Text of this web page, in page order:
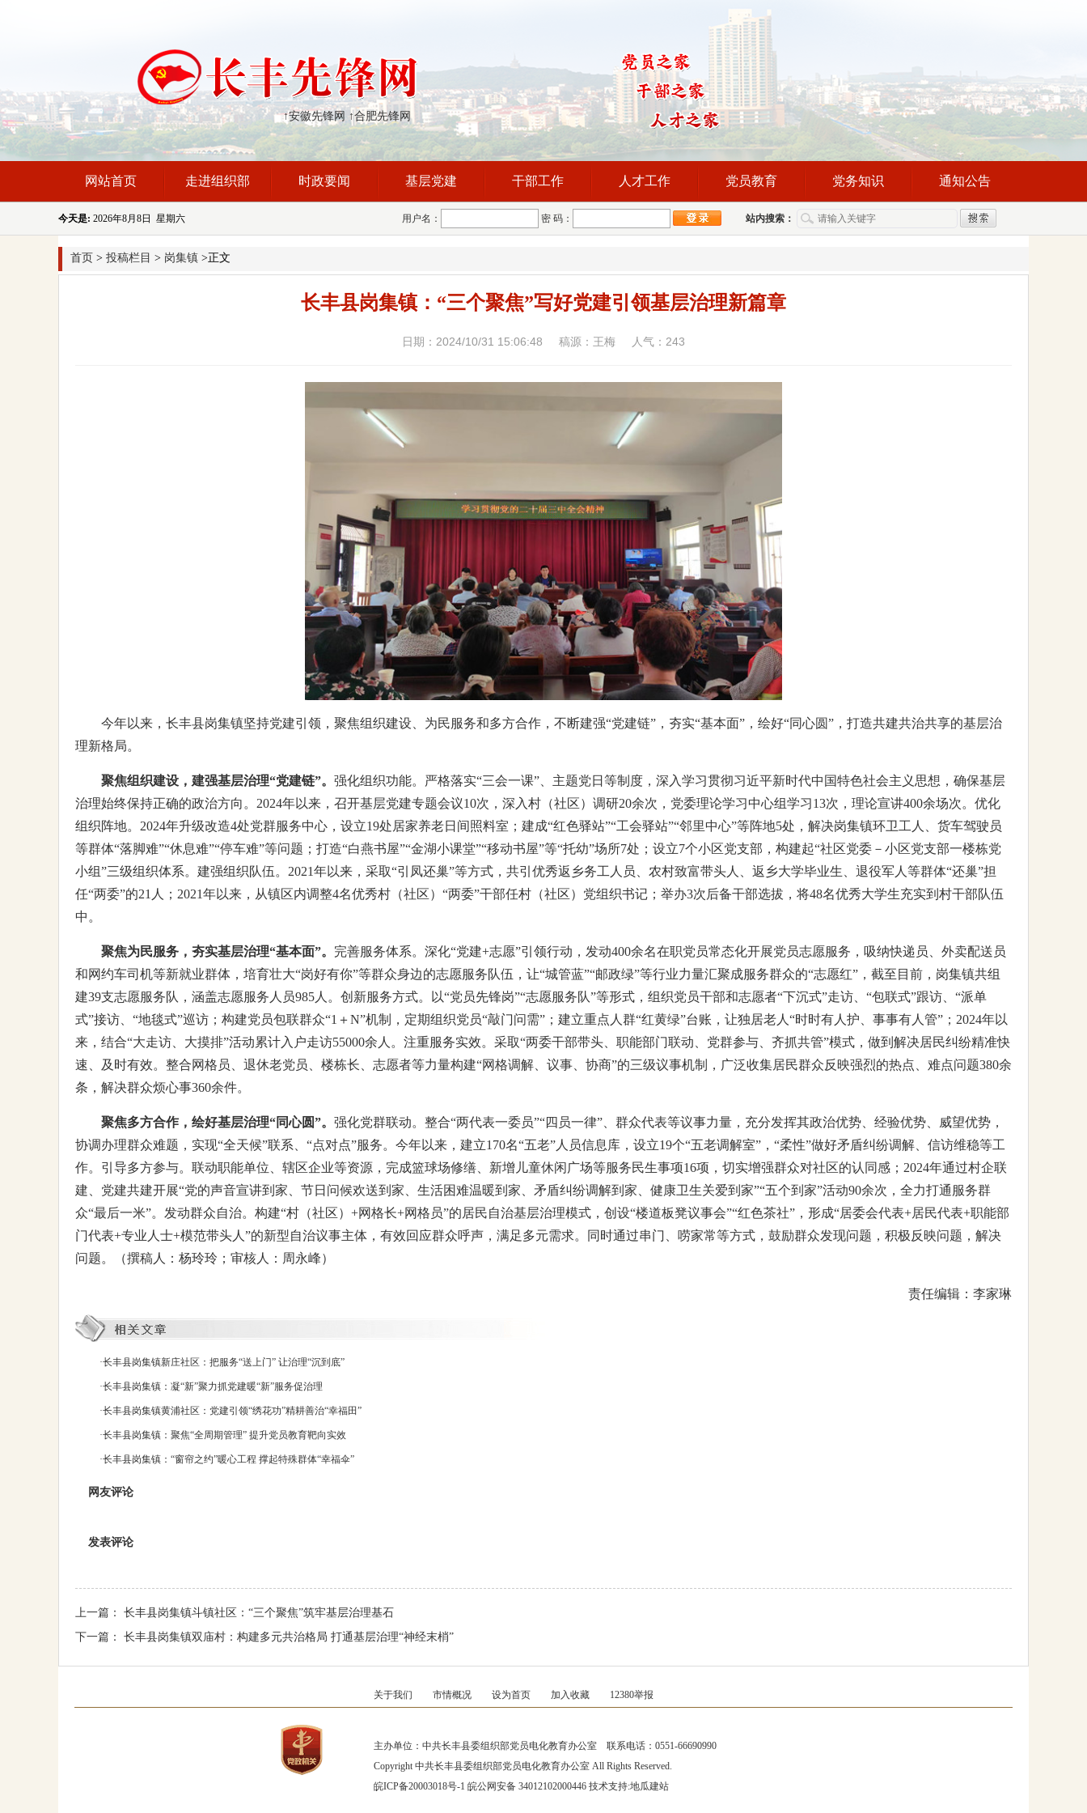
↑安徽先锋网 ↑合肥先锋网
网站首页 走进组织部 时政要闻 基层党建 干部工作 人才工作 党员教育 党务知识 通知公告
今天是: 2026年8月8日 星期六 用户名： 密 码： 站内搜索：
首页 > 投稿栏目 > 岗集镇 >正文
长丰县岗集镇：“三个聚焦”写好党建引领基层治理新篇章
日期：2024/10/31 15:06:48 稿源：王梅 人气： 243
今年以来，长丰县岗集镇坚持党建引领，聚焦组织建设、为民服务和多方合作，不断建强“党建链”，夯实“基本面”，绘好“同心圆”，打造共建共治共享的基层治
理新格局。
聚焦组织建设，建强基层治理“党建链”。 强化组织功能。严格落实“三会一课”、主题党日等制度，深入学习贯彻习近平新时代中国特色社会主义思想，确保基层
治理始终保持正确的政治方向。2024年以来，召开基层党建专题会议10次，深入村（社区）调研20余次，党委理论学习中心组学习13次，理论宣讲400余场次。优化
组织阵地。2024年升级改造4处党群服务中心，设立19处居家养老日间照料室；建成“红色驿站”“工会驿站”“邻里中心”等阵地5处，解决岗集镇环卫工人、货车驾驶员
等群体“落脚难”“休息难”“停车难”等问题；打造“白燕书屋”“金湖小课堂”“移动书屋”等“托幼”场所7处；设立7个小区党支部，构建起“社区党委－小区党支部一楼栋党
小组”三级组织体系。建强组织队伍。2021年以来，采取“引凤还巢”等方式，共引优秀返乡务工人员、农村致富带头人、返乡大学毕业生、退役军人等群体“还巢”担
任“两委”的21人；2021年以来，从镇区内调整4名优秀村（社区）“两委”干部任村（社区）党组织书记；举办3次后备干部选拔，将48名优秀大学生充实到村干部队伍
中。
聚焦为民服务，夯实基层治理“基本面”。 完善服务体系。深化“党建+志愿”引领行动，发动400余名在职党员常态化开展党员志愿服务，吸纳快递员、外卖配送员
和网约车司机等新就业群体，培育壮大“岗好有你”等群众身边的志愿服务队伍，让“城管蓝”“邮政绿”等行业力量汇聚成服务群众的“志愿红”，截至目前，岗集镇共组
建39支志愿服务队，涵盖志愿服务人员985人。创新服务方式。以“党员先锋岗”“志愿服务队”等形式，组织党员干部和志愿者“下沉式”走访、“包联式”跟访、“派单
式”接访、“地毯式”巡访；构建党员包联群众“1＋N”机制，定期组织党员“敲门问需”；建立重点人群“红黄绿”台账，让独居老人“时时有人护、事事有人管”；2024年以
来，结合“大走访、大摸排”活动累计入户走访55000余人。注重服务实效。采取“两委干部带头、职能部门联动、党群参与、齐抓共管”模式，做到解决居民纠纷精准快
速、及时有效。整合网格员、退休老党员、楼栋长、志愿者等力量构建“网格调解、议事、协商”的三级议事机制，广泛收集居民群众反映强烈的热点、难点问题380余
条，解决群众烦心事360余件。
聚焦多方合作，绘好基层治理“同心圆”。 强化党群联动。整合“两代表一委员”“四员一律”、群众代表等议事力量，充分发挥其政治优势、经验优势、威望优势，
协调办理群众难题，实现“全天候”联系、“点对点”服务。今年以来，建立170名“五老”人员信息库，设立19个“五老调解室”，“柔性”做好矛盾纠纷调解、信访维稳等工
作。引导多方参与。联动职能单位、辖区企业等资源，完成篮球场修缮、新增儿童休闲广场等服务民生事项16项，切实增强群众对社区的认同感；2024年通过村企联
建、党建共建开展“党的声音宣讲到家、节日问候欢送到家、生活困难温暖到家、矛盾纠纷调解到家、健康卫生关爱到家”“五个到家”活动90余次，全力打通服务群
众“最后一米”。发动群众自治。构建“村（社区）+网格长+网格员”的居民自治基层治理模式，创设“楼道板凳议事会”“红色茶社”，形成“居委会代表+居民代表+职能部
门代表+专业人士+模范带头人”的新型自治议事主体，有效回应群众呼声，满足多元需求。同时通过串门、唠家常等方式，鼓励群众发现问题，积极反映问题，解决
问题。（撰稿人：杨玲玲；审核人：周永峰）
责任编辑：李家琳
·长丰县岗集镇新庄社区：把服务“送上门” 让治理“沉到底”
·长丰县岗集镇：凝“新”聚力抓党建暖“新”服务促治理
·长丰县岗集镇黄浦社区：党建引领“绣花功”精耕善治“幸福田”
·长丰县岗集镇：聚焦“全周期管理” 提升党员教育靶向实效
·长丰县岗集镇：“窗帘之约”暖心工程 撑起特殊群体“幸福伞”
网友评论
发表评论
上一篇： 长丰县岗集镇斗镇社区：“三个聚焦”筑牢基层治理基石
下一篇： 长丰县岗集镇双庙村：构建多元共治格局 打通基层治理“神经末梢”
关于我们 市情概况 设为首页 加入收藏 12380举报
主办单位：中共长丰县委组织部党员电化教育办公室 联系电话：0551-66690990
Copyright 中共长丰县委组织部党员电化教育办公室 All Rights Reserved.
皖ICP备20003018号-1 皖公网安备 34012102000446 技术支持:地瓜建站